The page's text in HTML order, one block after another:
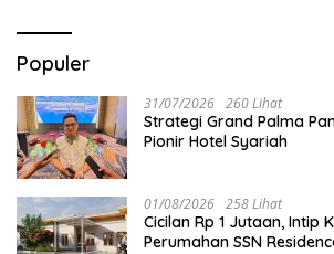
Populer
31/07/2026 260 Lihat
Strategi Grand Palma
Pionir Hotel Syariah
01/08/2026 258 Lihat
Cicilan Rp 1 Jutaan, Intip
Perumahan SSN